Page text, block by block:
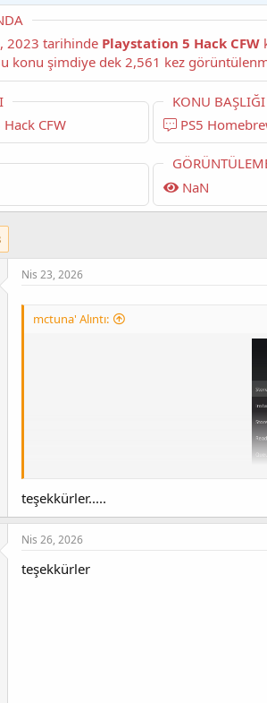
2023 tarihinde Playstation 5 Hack CFW
CFW
KONU BAŞLIĞI
PS5
NaN
Nis 23, 2026
mctuna' Alıntı:
teşekkürler.....
Nis 26, 2026
teşekkürler